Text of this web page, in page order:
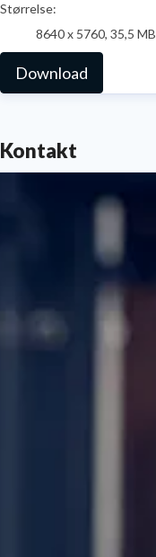
Størrelse:
8640 x 5760, 35,5 MB
Download
Kontakt